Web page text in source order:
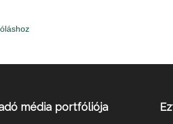
média portfóliója